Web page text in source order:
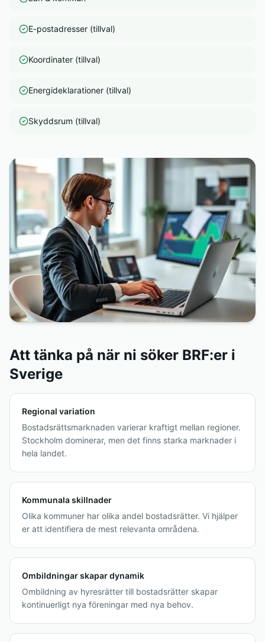
E-postadresser (tillval)
Koordinater (tillval)
Energideklarationer (tillval)
Skyddsrum (tillval)
Att tänka på när ni söker BRF:er i
Sverige
Regional variation
Bostadsrättsmarknaden varierar kraftigt mellan regioner.
Stockholm dominerar, men det finns starka marknader i
hela landet.
Kommunala skillnader
Olika kommuner har olika andel bostadsrätter. Vi hjälper
er att identifiera de mest relevanta områdena.
Ombildningar skapar dynamik
Ombildning av hyresrätter till bostadsrätter skapar
kontinuerligt nya föreningar med nya behov.